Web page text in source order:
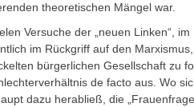
theoretischen Mängel war.
Versuche der „neuen Linken“,
im Rückgriff auf den
bürgerlichen Gesellschaft zu
de facto aus. Wo
dazu herabließ, die